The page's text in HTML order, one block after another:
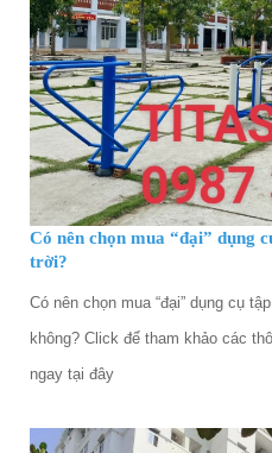
Có nên chọn mua “đại” dụng
trời?
Có nên chọn mua “đại” dụng cụ
không? Click để tham khảo các
ngay tại đây